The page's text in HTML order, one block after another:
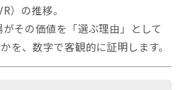
）の推移。
がその価値を「選ぶ理由」として
を、数字で客観的に証明します。